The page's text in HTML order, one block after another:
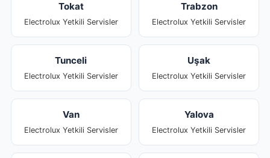
Tokat
Electrolux Yetkili Servisler
Trabzon
Electrolux Yetkili Servisler
Tunceli
Electrolux Yetkili Servisler
Uşak
Electrolux Yetkili Servisler
Van
Electrolux Yetkili Servisler
Yalova
Electrolux Yetkili Servisler